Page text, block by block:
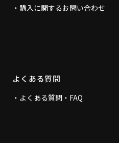
購入に関するお問い合わせ
よくある質問
よくある質問・FAQ